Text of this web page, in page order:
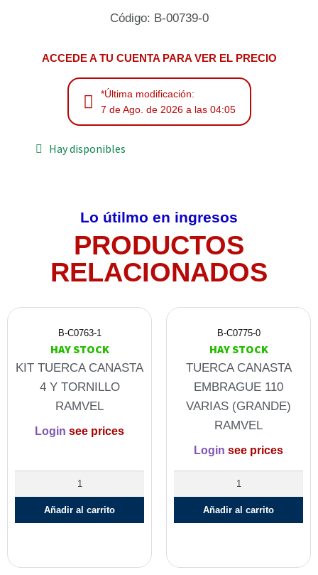
Código: B-00739-0
ACCEDE A TU CUENTA PARA VER EL PRECIO
*Última modificación:
7 de Ago. de 2026 a las 04:05
Hay disponibles
Lo útilmo en ingresos
PRODUCTOS
RELACIONADOS
B-C0763-1
HAY STOCK
KIT TUERCA CANASTA
4 Y TORNILLO
RAMVEL
Login see prices
Añadir al carrito
B-C0775-0
HAY STOCK
TUERCA CANASTA
EMBRAGUE 110
VARIAS (GRANDE)
RAMVEL
Login see prices
Añadir al carrito